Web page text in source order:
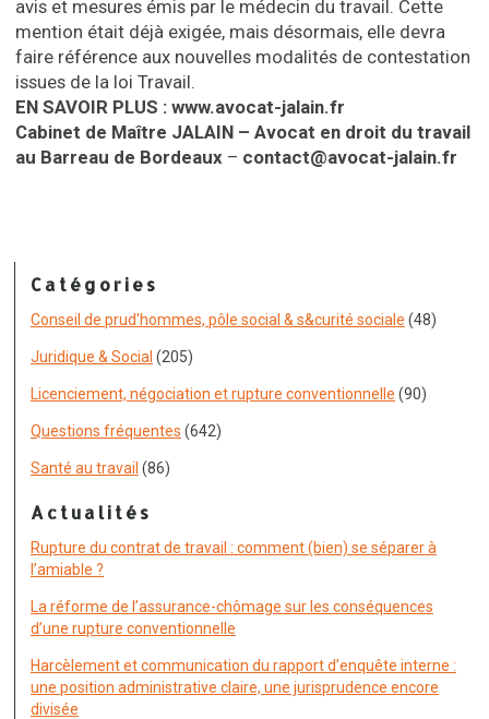
avis et mesures émis par le médecin du travail. Cette
mention était déjà exigée, mais désormais, elle devra
faire référence aux nouvelles modalités de contestation
issues de la loi Travail.
EN SAVOIR PLUS : www.avocat-jalain.fr
Cabinet de Maître JALAIN – Avocat en droit du travail
au Barreau de Bordeaux – contact@avocat-jalain.fr
Catégories
Conseil de prud'hommes, pôle social & s&curité sociale (48)
Juridique & Social (205)
Licenciement, négociation et rupture conventionnelle (90)
Questions fréquentes (642)
Santé au travail (86)
Actualités
Rupture du contrat de travail : comment (bien) se séparer à
l’amiable ?
La réforme de l’assurance-chômage sur les conséquences
d’une rupture conventionnelle
Harcèlement et communication du rapport d’enquête interne :
une position administrative claire, une jurisprudence encore
divisée